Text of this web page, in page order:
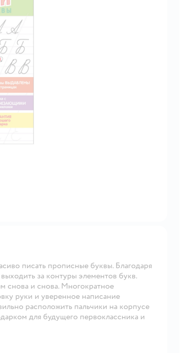
писать прописные буквы. Благодаря
за контуры элементов букв.
снова и снова. Многократное
руки и уверенное написание
расположить пальчики на корпусе
для будущего первоклассника и